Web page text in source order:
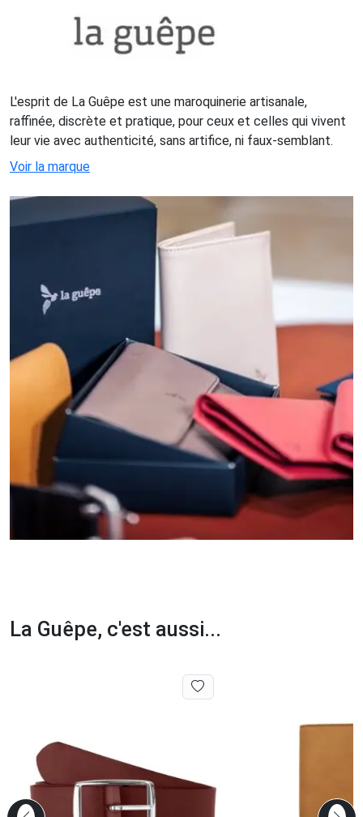
L'esprit de La Guêpe est une maroquinerie artisanale,
raffinée, discrète et pratique, pour ceux et celles qui vivent
leur vie avec authenticité, sans artifice, ni faux-semblant.
Voir la marque
La Guêpe, c'est aussi...